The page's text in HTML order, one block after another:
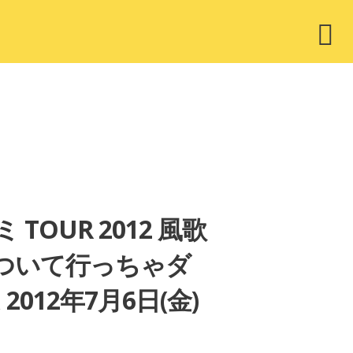
TOUR 2012 風歌
いて行っちゃダ
年7月6日(金)